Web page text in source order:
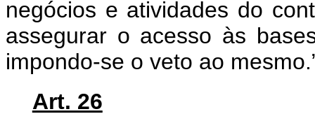
negócios e atividades do
assegurar o acesso às
impondo-se o veto ao
Art. 26